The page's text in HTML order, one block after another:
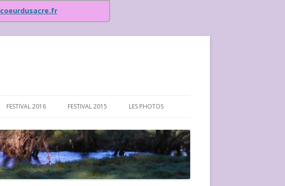
coeurdusacre.fr
FESTIVAL 2016 FESTIVAL 2015 LES PHOTOS
FESTIVAL 2016-PHOTOS
FESTIVAL 2017-PHOTOS ET
VIDÉOS